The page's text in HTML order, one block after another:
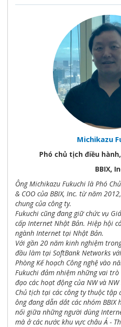
Michikazu
Phó chủ tịch điều
BBIX,
Ông Michikazu Fukuchi là Phó
& COO của BBIX, Inc. từ năm
chung của công ty.
Fukuchi cũng đang giữ chức vụ
cấp Internet Nhật Bản. Hiệp hội
ngành Internet tại Nhật Bản.
Với gần 20 năm kinh nghiệm
đầu làm tại SoftBank Networks
Phòng Kế hoạch Công nghệ vào
Fukuchi đảm nhiệm những vai
đạo các hoạt động của NW và
Chủ tịch tại các công ty thuộc tập
ông đang dẫn dắt các nhóm
nối giữa những người dùng
mà ở các nước khu vực châu Á -